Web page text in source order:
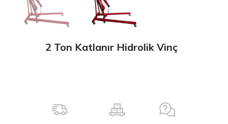
2 Ton Katlanır Hidrolik Vinç